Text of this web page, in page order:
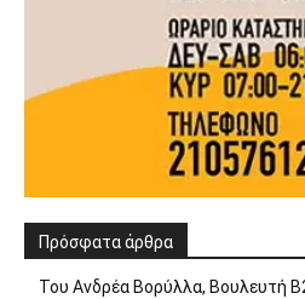
Πρόσφατα άρθρα
Του Ανδρέα Βορύλλα, Βουλευτή